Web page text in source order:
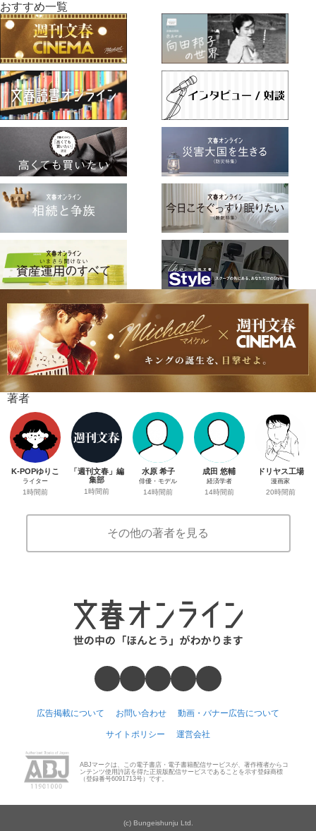
おすすめ一覧
著者
K-POPゆりこ
ライター
1時間前
「週刊文春」編
集部
1時間前
水原 希子
俳優・モデル
14時間前
成田 悠輔
経済学者
14時間前
ドリヤス工場
漫画家
20時間前
その他の著者を見る
広告掲載について お問い合わせ 動画・バナー広告について
サイトポリシー 運営会社
ABJマークは、この電子書店・電子書籍配信サービスが、著作権者からコ
ンテンツ使用許諾を得た正規版配信サービスであることを示す登録商標
（登録番号6091713号）です。
(c) Bungeishunju Ltd.